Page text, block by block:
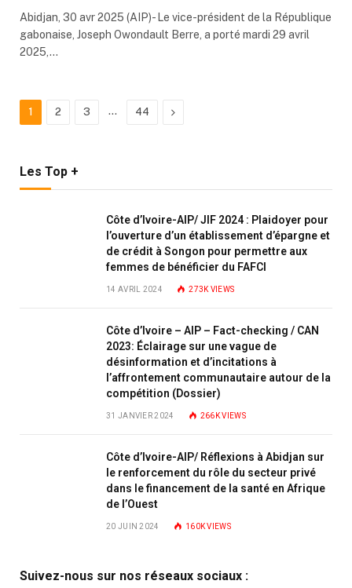
Abidjan, 30 avr 2025 (AIP)- Le vice-président de la République
gabonaise, Joseph Owondault Berre, a porté mardi 29 avril
2025,…
1 2 3 … 44 Next
Les Top +
Côte d’Ivoire-AIP/ JIF 2024 : Plaidoyer pour
l’ouverture d’un établissement d’épargne et
de crédit à Songon pour permettre aux
femmes de bénéficier du FAFCI
14 AVRIL 2024 273K VIEWS
Côte d’Ivoire – AIP – Fact-checking / CAN
2023: Éclairage sur une vague de
désinformation et d’incitations à
l’affrontement communautaire autour de la
compétition (Dossier)
31 JANVIER 2024 266KVIEWS
Côte d’Ivoire-AIP/ Réflexions à Abidjan sur
le renforcement du rôle du secteur privé
dans le financement de la santé en Afrique
de l’Ouest
20 JUIN 2024 160KVIEWS
Suivez-nous sur nos réseaux sociaux :